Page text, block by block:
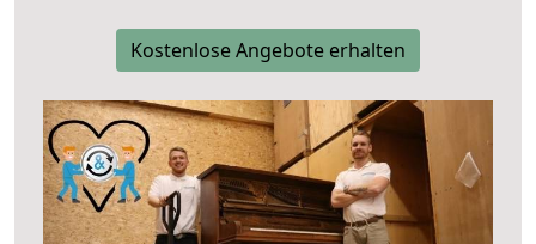
Kostenlose Angebote erhalten